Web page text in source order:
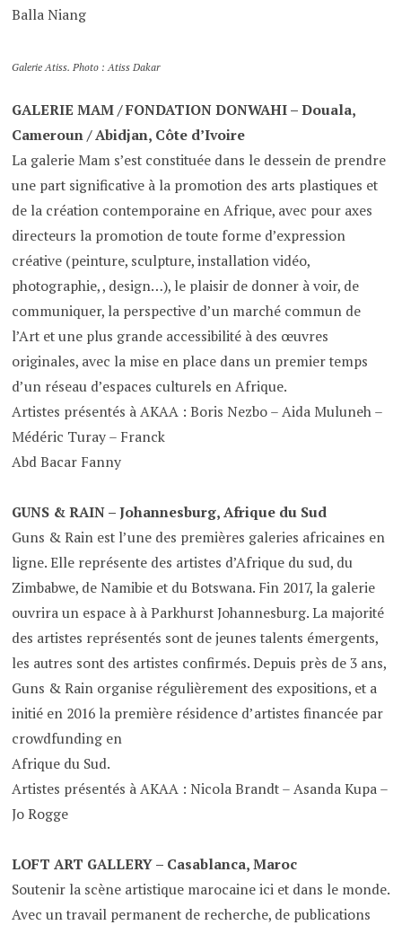
Balla Niang
Galerie Atiss. Photo : Atiss Dakar
GALERIE MAM / FONDATION DONWAHI – Douala,
Cameroun / Abidjan, Côte d’Ivoire
La galerie Mam s’est constituée dans le dessein de prendre
une part significative à la promotion des arts plastiques et
de la création contemporaine en Afrique, avec pour axes
directeurs la promotion de toute forme d’expression
créative (peinture, sculpture, installation vidéo,
photographie, , design…), le plaisir de donner à voir, de
communiquer, la perspective d’un marché commun de
l’Art et une plus grande accessibilité à des œuvres
originales, avec la mise en place dans un premier temps
d’un réseau d’espaces culturels en Afrique.
Artistes présentés à AKAA : Boris Nezbo – Aida Muluneh –
Médéric Turay – Franck
Abd Bacar Fanny
GUNS & RAIN – Johannesburg, Afrique du Sud
Guns & Rain est l’une des premières galeries africaines en
ligne. Elle représente des artistes d’Afrique du sud, du
Zimbabwe, de Namibie et du Botswana. Fin 2017, la galerie
ouvrira un espace à à Parkhurst Johannesburg. La majorité
des artistes représentés sont de jeunes talents émergents,
les autres sont des artistes confirmés. Depuis près de 3 ans,
Guns & Rain organise régulièrement des expositions, et a
initié en 2016 la première résidence d’artistes financée par
crowdfunding en
Afrique du Sud.
Artistes présentés à AKAA : Nicola Brandt – Asanda Kupa –
Jo Rogge
LOFT ART GALLERY – Casablanca, Maroc
Soutenir la scène artistique marocaine ici et dans le monde.
Avec un travail permanent de recherche, de publications